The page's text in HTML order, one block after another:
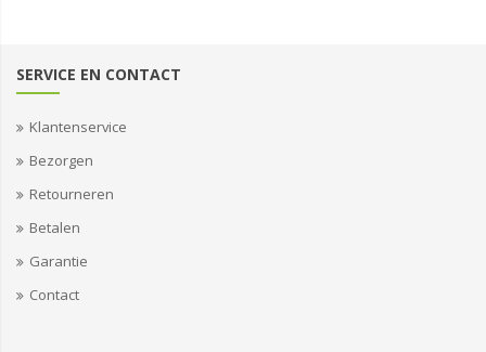
SERVICE EN CONTACT
Klantenservice
Bezorgen
Retourneren
Betalen
Garantie
Contact